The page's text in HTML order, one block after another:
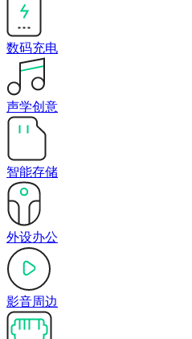
数码充电
声学创意
智能存储
外设办公
影音周边